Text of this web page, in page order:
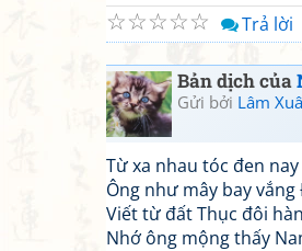
☆
☆
☆
☆
☆ Trả lời
Bản dịch của
Gửi bởi Lâm
Từ xa nhau tóc đen
Ông như mây bay
Viết từ đất Thục đôi
Nhớ ông mộng thấy